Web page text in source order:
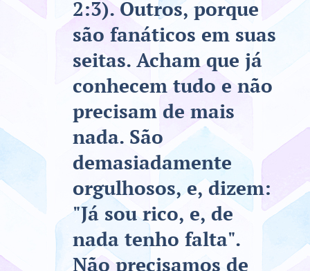
2:3). Outros, porque
são fanáticos em suas
seitas. Acham que já
conhecem tudo e não
precisam de mais
nada. São
demasiadamente
orgulhosos, e, dizem:
"Já sou rico, e, de
nada tenho falta".
Não precisamos de